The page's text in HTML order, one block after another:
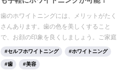
歯のホワイトニングには、メリットがたく
さんあります。歯の色を美しくすること
で、お顔の印象を良くしましょう。ご家庭
でホワイトニングに取り組むことも可能で
す。 今回はホワイトニングの種類やメリッ
ト、注意点をご紹介していきます。
セルフホワイトニング ホワイトニング
歯 美容